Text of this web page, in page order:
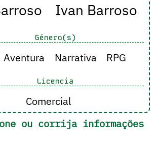
Ivan Barroso
Género(s)
Aventura Narrativa RPG
Licencia
Comercial
ou corrija informações